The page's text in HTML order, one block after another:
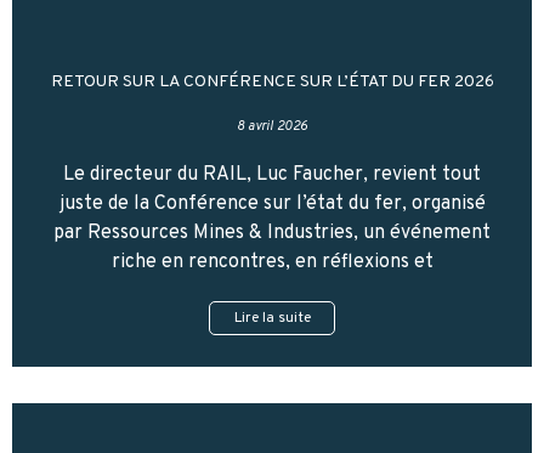
RETOUR SUR LA CONFÉRENCE SUR L’ÉTAT DU FER 2026
8 avril 2026
Le directeur du RAIL, Luc Faucher, revient tout
juste de la Conférence sur l’état du fer, organisé
par Ressources Mines & Industries, un événement
riche en rencontres, en réflexions et
Lire la suite